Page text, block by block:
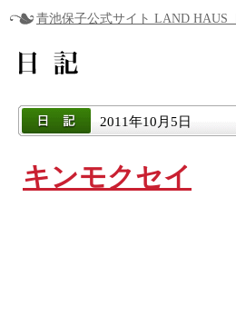
青池保子公式サイト LAND HAUS
2011年10月5日
キンモクセイ